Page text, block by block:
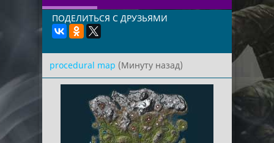
ПОДЕЛИТЬСЯ С ДРУЗЬЯМИ
procedural map (Минуту назад)